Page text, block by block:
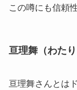
この噂にも信頼
亘理舞（わた
亘理舞さんとは